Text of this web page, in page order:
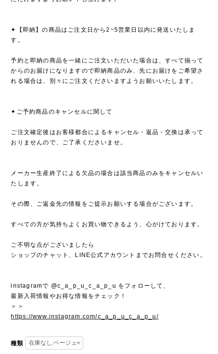
✦【即納】の商品はご注文日から2~5営業日以内に発送いたしま
す。
予約と即納の商品を一緒にご注文いただいた場合は、すべて揃って
からのお届けになりますので即納商品のみ、先にお届けをご希望さ
れる場合は、別々にご注文くださいますようお願いいたします。
✦ご予約商品のキャンセルに関して
ご注文確定後はお客様都合によるキャンセル・返品・交換は承って
おりませんので、ご了承くださいませ。
メーカー生産終了による欠品の場合は該当商品のみをキャンセルい
たします。
その際、ご返金先の情報をご提示お願いする場合がございます。
すべての方が気持ちよくお買い物できるよう、心がけております。
ご不明な点がございましたら
ショップのチャット、LINE公式アカウントまでお問合せください。
instagramで @c_a_p_u_c_a_p_u をフォローして、
最新入荷情報やお得な情報をチェック！
＞＞
https://www.instagram.com/c_a_p_u_c_a_p_u/
種類